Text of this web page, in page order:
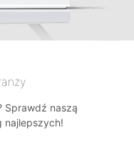
Sprawdź naszą
najlepszych!